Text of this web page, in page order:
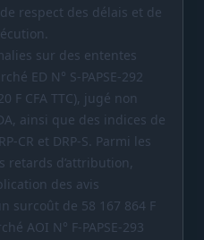
respect des délais et de
sur des ententes
ED N° S-PAPSE-292
F CFA TTC), jugé non
ainsi que des indices de
CR et DRP-S. Parmi les
retards d’attribution,
des avis
surcoût de 58 167 864 F
AOI N° F-PAPSE-293